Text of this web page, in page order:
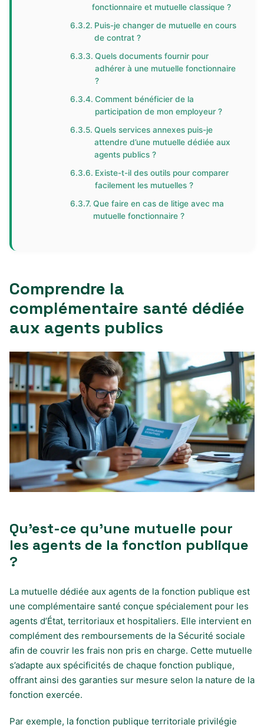
fonctionnaire et mutuelle classique ?
Puis-je changer de mutuelle en cours
de contrat ?
Quels documents fournir pour
adhérer à une mutuelle fonctionnaire
?
Comment bénéficier de la
participation de mon employeur ?
Quels services annexes puis-je
attendre d’une mutuelle dédiée aux
agents publics ?
Existe-t-il des outils pour comparer
facilement les mutuelles ?
Que faire en cas de litige avec ma
mutuelle fonctionnaire ?
Comprendre la
complémentaire santé dédiée
aux agents publics
Qu’est-ce qu’une mutuelle pour
les agents de la fonction publique
?
La mutuelle dédiée aux agents de la fonction publique est
une complémentaire santé conçue spécialement pour les
agents d’État, territoriaux et hospitaliers. Elle intervient en
complément des remboursements de la Sécurité sociale
afin de couvrir les frais non pris en charge. Cette mutuelle
s’adapte aux spécificités de chaque fonction publique,
offrant ainsi des garanties sur mesure selon la nature de la
fonction exercée.
Par exemple, la fonction publique territoriale privilégie